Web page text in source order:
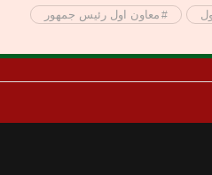
معاون اول رئیس جمهور